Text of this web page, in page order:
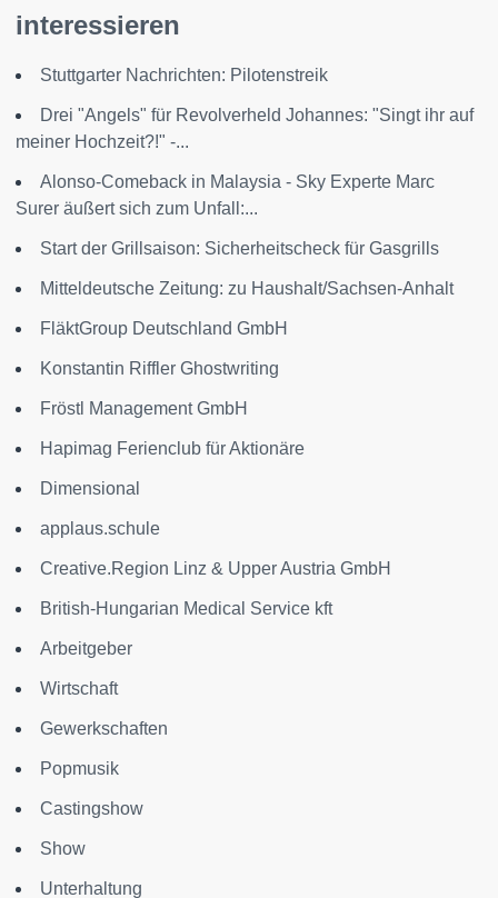
interessieren
Stuttgarter Nachrichten: Pilotenstreik
Drei "Angels" für Revolverheld Johannes: "Singt ihr auf
meiner Hochzeit?!" -...
Alonso-Comeback in Malaysia - Sky Experte Marc
Surer äußert sich zum Unfall:...
Start der Grillsaison: Sicherheitscheck für Gasgrills
Mitteldeutsche Zeitung: zu Haushalt/Sachsen-Anhalt
FläktGroup Deutschland GmbH
Konstantin Riffler Ghostwriting
Fröstl Management GmbH
Hapimag Ferienclub für Aktionäre
Dimensional
applaus.schule
Creative.Region Linz & Upper Austria GmbH
British-Hungarian Medical Service kft
Arbeitgeber
Wirtschaft
Gewerkschaften
Popmusik
Castingshow
Show
Unterhaltung